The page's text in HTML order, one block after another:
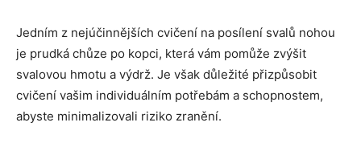
Jedním z nejúčinnějších cvičení na posílení svalů nohou
je prudká chůze po kopci, která vám pomůže zvýšit
svalovou hmotu a výdrž. Je však důležité přizpůsobit
cvičení vašim individuálním potřebám a schopnostem,
abyste minimalizovali riziko zranění.